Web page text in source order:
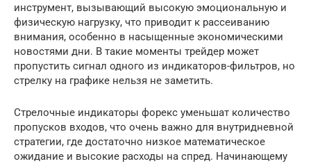
инструмент, вызывающий высокую эмоциональную и
физическую нагрузку, что приводит к рассеиванию
внимания, особенно в насыщенные экономическими
новостями дни. В такие моменты трейдер может
пропустить сигнал одного из индикаторов-фильтров, но
стрелку на графике нельзя не заметить.
Стрелочные индикаторы форекс уменьшат количество
пропусков входов, что очень важно для внутридневной
стратегии, где достаточно низкое математическое
ожидание и высокие расходы на спред. Начинающему